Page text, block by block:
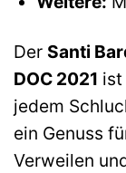
Der Santi
DOC 2021 ist
jedem
ein Genuss
Verweilen